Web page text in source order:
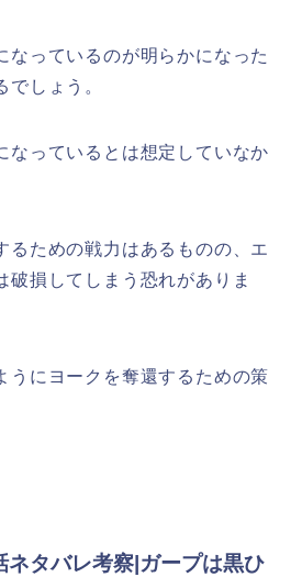
なっているのが明らかになった
しょう。
なっているとは想定していなか
るための戦力はあるものの、エ
破損してしまう恐れがありま
うにヨークを奪還するための策
ネタバレ考察|ガープは黒ひ